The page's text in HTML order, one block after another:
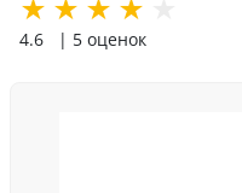
4.6 | 5 оценок